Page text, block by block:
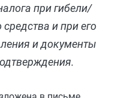
при гибели/
и при его
и документы